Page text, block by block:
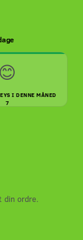
😊
I DENNE MÅNED
7
din ordre.